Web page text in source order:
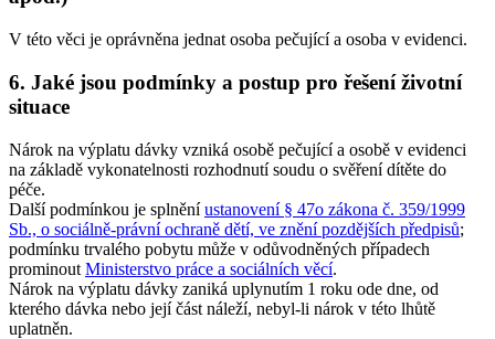
V této věci je oprávněna jednat osoba pečující a osoba v evidenci.
6. Jaké jsou podmínky a postup pro řešení životní
situace
Nárok na výplatu dávky vzniká osobě pečující a osobě v evidenci
na základě vykonatelnosti rozhodnutí soudu o svěření dítěte do
péče.
Další podmínkou je splněníustanovení § 47o zákona č. 359/1999
Sb., o sociálně-právní ochraně dětí, ve znění pozdějších předpisů;
podmínku trvalého pobytu může v odůvodněných případech
prominout Ministerstvo práce a sociálních věcí.
Nárok na výplatu dávky zaniká uplynutím 1 roku ode dne, od
kterého dávka nebo její část náleží, nebyl-li nárok v této lhůtě
uplatněn.